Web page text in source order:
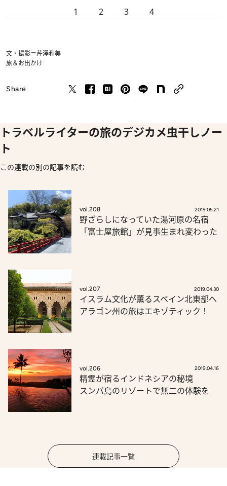
1 2 3 4
文・撮影＝芹澤和美
旅＆お出かけ
Share
トラベルライターの旅のデジカメ虫干しノー
ト
この連載の別の記事を読む
vol.208 2019.05.21
野ざらしになっていた湯河原の名宿
「富士屋旅館」が見事生まれ変わった
vol.207 2019.04.30
イスラム文化が薫るスペイン北東部へ
アラゴン州の旅はエキゾティック！
vol.206 2019.04.16
精霊が宿るインドネシアの秘境
スンバ島のリゾートで無二の体験を
連載記事一覧